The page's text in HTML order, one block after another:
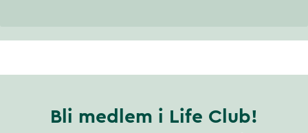
Bli medlem i Life Club!